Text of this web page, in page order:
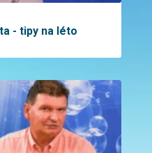
- tipy na léto